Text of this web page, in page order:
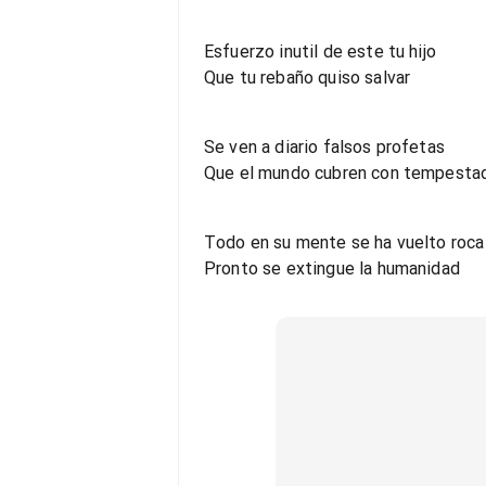
Esfuerzo inutil de este tu hijo
Que tu rebaño quiso salvar
Se ven a diario falsos profetas
Que el mundo cubren con
Todo en su mente se ha vuelto roca
Pronto se extingue la humanidad